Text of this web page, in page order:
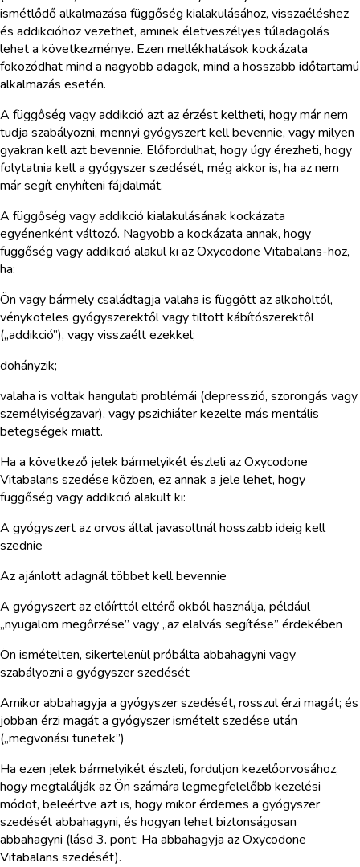
ismétlődő alkalmazása függőség kialakulásához, visszaéléshez
és addikcióhoz vezethet, aminek életveszélyes túladagolás
lehet a következménye. Ezen mellékhatások kockázata
fokozódhat mind a nagyobb adagok, mind a hosszabb időtartamú
alkalmazás esetén.
A függőség vagy addikció azt az érzést keltheti, hogy már nem
tudja szabályozni, mennyi gyógyszert kell bevennie, vagy milyen
gyakran kell azt bevennie. Előfordulhat, hogy úgy érezheti, hogy
folytatnia kell a gyógyszer szedését, még akkor is, ha az nem
már segít enyhíteni fájdalmát.
A függőség vagy addikció kialakulásának kockázata
egyénenként változó. Nagyobb a kockázata annak, hogy
függőség vagy addikció alakul ki az Oxycodone Vitabalans-hoz,
ha:
Ön vagy bármely családtagja valaha is függött az alkoholtól,
vényköteles gyógyszerektől vagy tiltott kábítószerektől
(„addikció”), vagy visszaélt ezekkel;
dohányzik;
valaha is voltak hangulati problémái (depresszió, szorongás vagy
személyiségzavar), vagy pszichiáter kezelte más mentális
betegségek miatt.
Ha a következő jelek bármelyikét észleli az Oxycodone
Vitabalans szedése közben, ez annak a jele lehet, hogy
függőség vagy addikció alakult ki:
A gyógyszert az orvos által javasoltnál hosszabb ideig kell
szednie
Az ajánlott adagnál többet kell bevennie
A gyógyszert az előírttól eltérő okból használja, például
„nyugalom megőrzése” vagy „az elalvás segítése” érdekében
Ön ismételten, sikertelenül próbálta abbahagyni vagy
szabályozni a gyógyszer szedését
Amikor abbahagyja a gyógyszer szedését, rosszul érzi magát; és
jobban érzi magát a gyógyszer ismételt szedése után
(„megvonási tünetek”)
Ha ezen jelek bármelyikét észleli, forduljon kezelőorvosához,
hogy megtalálják az Ön számára legmegfelelőbb kezelési
módot, beleértve azt is, hogy mikor érdemes a gyógyszer
szedését abbahagyni, és hogyan lehet biztonságosan
abbahagyni (lásd 3. pont: Ha abbahagyja az Oxycodone
Vitabalans szedését).